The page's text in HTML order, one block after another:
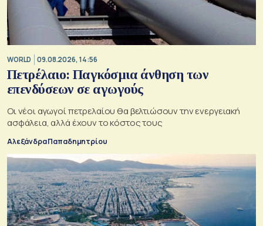
WORLD 09.08.2026, 14:56
Πετρέλαιο: Παγκόσμια άνθηση των
επενδύσεων σε αγωγούς
Οι νέοι αγωγοί πετρελαίου θα βελτιώσουν την ενεργειακή
ασφάλεια, αλλά έχουν το κόστος τους
Αλεξάνδρα Παπαδημητρίου